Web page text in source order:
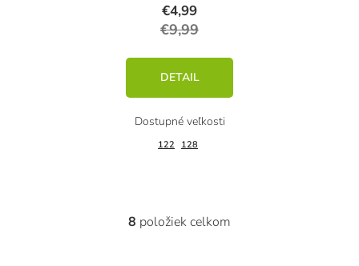
€4,99
€9,99
DETAIL
122 128
O
8 položiek celkom